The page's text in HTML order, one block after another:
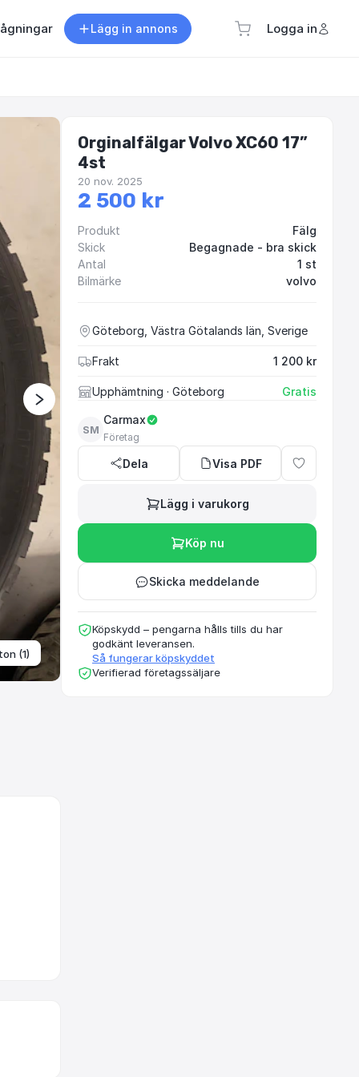
Lägg in annons Logga in
(1)
Orginalfälgar Volvo XC60 17”
4st
20 nov. 2025
2 500 kr
Produkt
Fälg
Skick
Begagnade - bra skick
Antal
1 st
Bilmärke
volvo
Göteborg, Västra Götalands län, Sverige
Frakt 1 200 kr
Upphämtning · Göteborg Gratis
SM
Carmax
Företag
Dela Visa PDF
Lägg i varukorg
Köp nu
Skicka meddelande
Köpskydd – pengarna hålls tills du har
godkänt leveransen.
Så fungerar köpskyddet
Verifierad företagssäljare